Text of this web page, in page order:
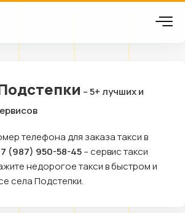
– 5+ лучших и
телефона для заказа такси в
(987) 950-58-45– сервис такси
недорогое такси в быстром и
села Подстепки.